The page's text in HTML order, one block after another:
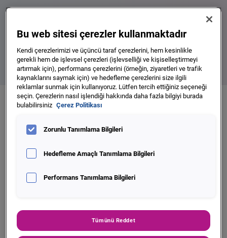
Get the report
Merhaba, biz Experian’ız
Verimizle gurur duyuyoruz ve bizi gerçekten
heyecanlandıran şirketlere destek olmak için bununla ne
yapabileceğimiz. Hayranlık uyandıran ve alışılagelmişin
dışında bir pazarlama kampanyası planlamak, akıllı ve
doğru kredi kararları almak veya şirketiniz için bir
teknoloji ve ileri seviye analitik çözümlerimizle yarattığımız
öncü gücümüz, bu gibi önemli anlarda içgörülerin gerçek
anlamından faydalanmanızı ve bu adımları daha doğru
Bu web sitesi çerezler kullanmaktadır
Kendi çerezlerimizi ve üçüncü taraf çerezlerini, hem kesinlikle
gerekli hem de işlevsel çerezleri (işlevselliği ve kişiselleştirmeyi
artırmak için), performans çerezlerini (örneğin, ziyaretleri ve trafik
kaynaklarını saymak için) ve hedefleme çerezlerini size ilgili
reklamlar sunmak için kullanıyoruz. Lütfen tercih ettiğiniz seçeneği
seçin. Çerezlerin nasıl işlendiği hakkında daha fazla bilgiyi burada
bulabilirsiniz Çerez Politikası
Zorunlu Tanımlama Bilgileri
Hedefleme Amaçlı Tanımlama Bilgileri
Performans Tanımlama Bilgileri
Tümünü Reddet